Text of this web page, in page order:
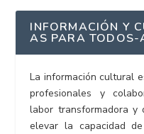
INFORMACIÓN Y
AS PARA TODOS-
La información cultural
profesionales y
labor transformadora y
elevar la capacidad